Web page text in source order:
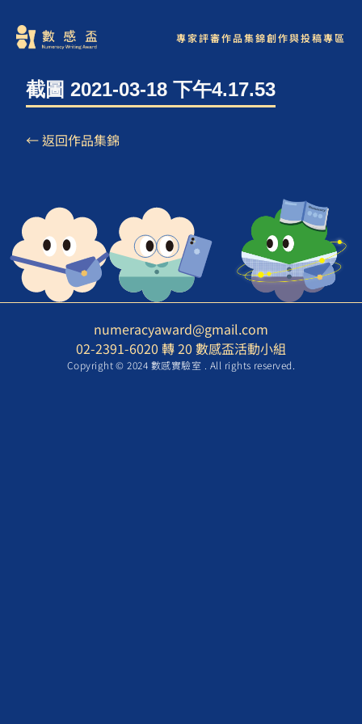
專家評審作品集錦創作與投稿專區
截圖 2021-03-18 下午4.17.53
← 返回作品集錦
numeracyaward@gmail.com
02-2391-6020 轉 20 數感盃活動小組
Copyright © 2024 數感實驗室 . All rights reserved.